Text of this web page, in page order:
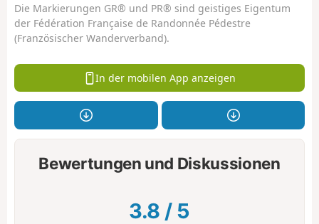
Die Markierungen GR® und PR® sind geistiges Eigentum
der Fédération Française de Randonnée Pédestre
(Französischer Wanderverband).
In der mobilen App anzeigen
Bewertungen und Diskussionen
3.8 / 5